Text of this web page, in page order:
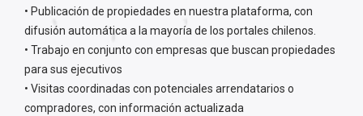
• Publicación de propiedades en nuestra plataforma, con
difusión automática a la mayoría de los portales chilenos.
• Trabajo en conjunto con empresas que buscan propiedades
para sus ejecutivos
• Visitas coordinadas con potenciales arrendatarios o
compradores, con información actualizada